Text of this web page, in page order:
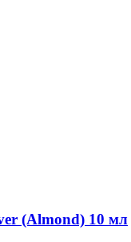
(Almond) 10 мл